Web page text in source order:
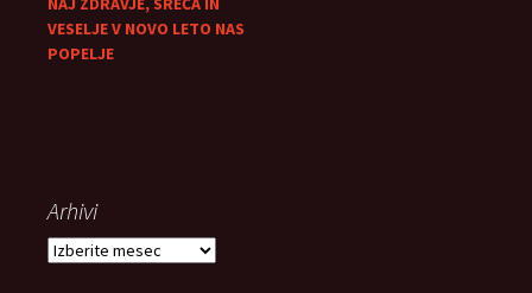
VESELJE V NOVO LETO NAS
POPELJE
Arhivi
Arhivi